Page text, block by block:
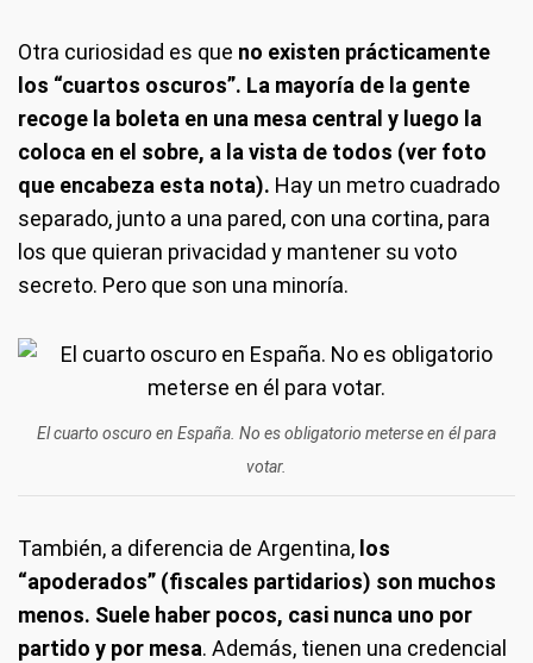
Otra curiosidad es que no existen prácticamente
los “cuartos oscuros”. La mayoría de la gente
recoge la boleta en una mesa central y luego la
coloca en el sobre, a la vista de todos (ver foto
que encabeza esta nota). Hay un metro cuadrado
separado, junto a una pared, con una cortina, para
los que quieran privacidad y mantener su voto
secreto. Pero que son una minoría.
El cuarto oscuro en España. No es obligatorio meterse en él para
votar.
También, a diferencia de Argentina, los
“apoderados” (fiscales partidarios) son muchos
menos. Suele haber pocos, casi nunca uno por
partido y por mesa. Además, tienen una credencial